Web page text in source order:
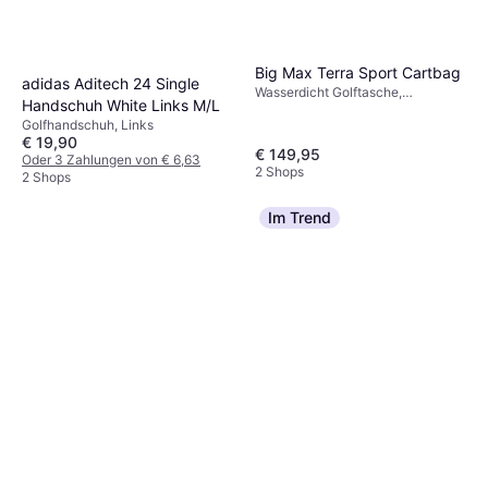
adidas Aditech 24 Single
Handschuh White Links M/L
Golfhandschuh, Links
€ 19,90
Oder 3 Zahlungen von € 6,63
2 Shops
Big Max Terra Sport Cartbag
Wasserdicht Golftasche,
€ 149,95
2 Shops
Im Trend